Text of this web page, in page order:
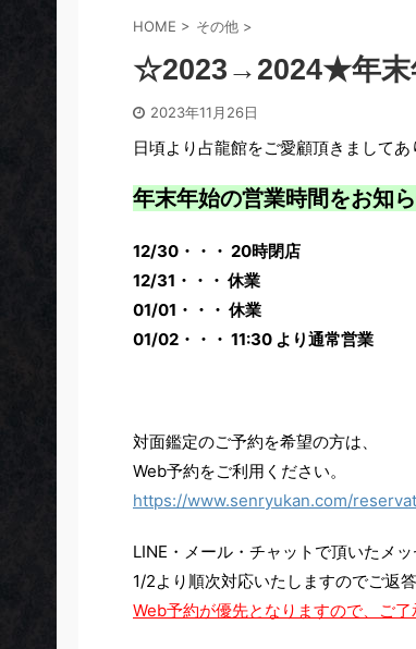
HOME > その他 >
☆2023→2024★年末
2023年11月26日
日頃より占龍館をご愛顧頂きましてあ
年末年始の営業時間をお知ら
12/30・・・ 20時閉店
12/31・・・ 休業
01/01・・・ 休業
01/02・・・ 11:30 より通常営業
対面鑑定のご予約を希望の方は、
Web予約をご利用ください。
https://www.senryukan.com/
LINE・メール・チャットで頂いたメッ
1/2より順次対応いたしますのでご返
Web予約が優先となりますので、ご了